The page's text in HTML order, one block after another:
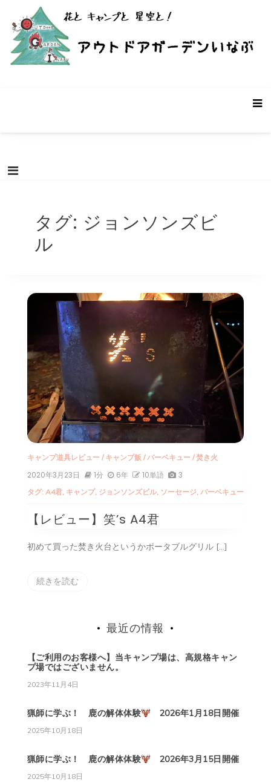
農地・遊休ビニールハウスを使った個性的なキャンプ場です。お
タグ: ジョンソンズビ
ル
キャンプ道具レビュー/ キャンプ飯 /バーベキュー/焚き火
2020年3月23日 1分 6年 10単語 3
タグ: A4君, キャンプ, ジョンソンズビル, ソーセージ, バーベキュー
【レビュー】笑’s A4君
初めて買った焚き火台というかポータブルグリル […]
続きを読む
最近の情報
【ご利用のお客様へ】当キャンプ場は、高規格キャン
プ場ではございません。
2023年11月4日
猟師に学ぶ！ 鹿の解体体験 2026年1月18日開催
2025年10月18日
猟師に学ぶ！ 鹿の解体体験 2026年3月15日開催
2025年10月18日